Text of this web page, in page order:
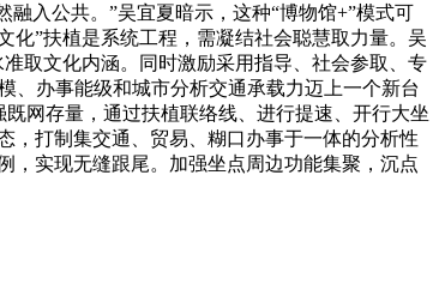
入公共。”吴宜夏暗示，这种“博物馆+”模式可
化”扶植是系统工程，需凝结社会聪慧取力量。吴
取文化内涵。同时激励采用指导、社会参取、专
、办事能级和城市分析交通承载力迈上一个新台
网存量，通过扶植联络线、进行提速、开行大坐
，打制集交通、贸易、糊口办事于一体的分析性
，实现无缝跟尾。加强坐点周边功能集聚，沉点